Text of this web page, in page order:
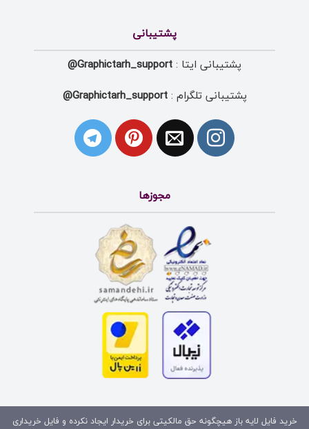
پشتیبانی
پشتیبانی ایتا : Graphictarh_support@
پشتیبانی تلگرام :Graphictarh_support@
مجوزها
خرید فایل لایه باز هیچگونه حق مالکیتی برای خریدار ایجاد نکرده و فایل خریداری